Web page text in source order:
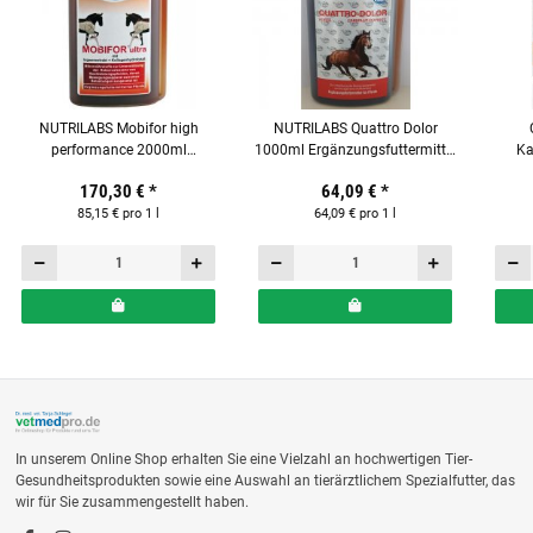
NUTRILABS Mobifor high
performance 2000ml
Pferde
170,30 € *
85,15 € pro 1 l
NUTRILABS Quattro Dolor
1000ml Ergänzungsfuttermittel
64,09 € *
64,09 € pro 1 l
In unserem Online Shop erhalten Sie eine Vielzahl an hochwertigen Tier-
Gesundheitsprodukten sowie eine Auswahl an tierärztlichem Spezialfutter, das
wir für Sie zusammengestellt haben.